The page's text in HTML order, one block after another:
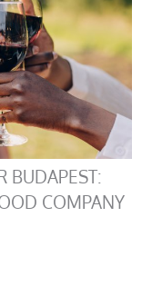
BUDAPEST:
COMPANY